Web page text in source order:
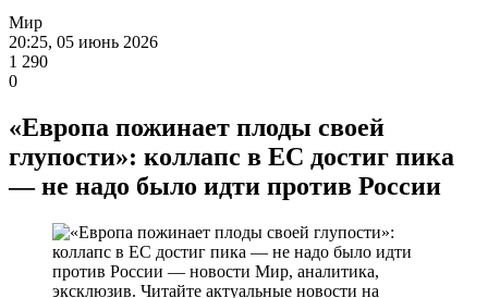
Мир
20:25, 05 июнь 2026
1 290
0
«Европа пожинает плоды своей
глупости»: коллапс в ЕС достиг пика
— не надо было идти против России